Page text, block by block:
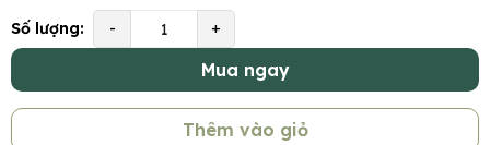
Số lượng: - +
Mua ngay
Thêm vào giỏ